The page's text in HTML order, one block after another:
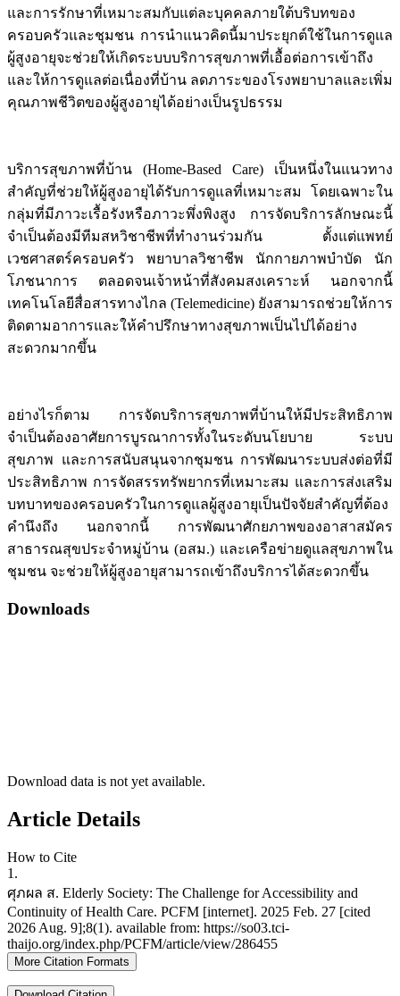
และการรักษาที่เหมาะสมกับแต่ละบุคคลภายใต้บริบทของ
ครอบครัวและชุมชน การนำแนวคิดนี้มาประยุกต์ใช้ในการดูแล
ผู้สูงอายุจะช่วยให้เกิดระบบบริการสุขภาพที่เอื้อต่อการเข้าถึง
และให้การดูแลต่อเนื่องที่บ้าน ลดภาระของโรงพยาบาลและเพิ่ม
คุณภาพชีวิตของผู้สูงอายุได้อย่างเป็นรูปธรรม
บริการสุขภาพที่บ้าน (Home-Based Care) เป็นหนึ่งในแนวทาง
สำคัญที่ช่วยให้ผู้สูงอายุได้รับการดูแลที่เหมาะสม โดยเฉพาะใน
กลุ่มที่มีภาวะเรื้อรังหรือภาวะพึ่งพิงสูง การจัดบริการลักษณะนี้
จำเป็นต้องมีทีมสหวิชาชีพที่ทำงานร่วมกัน ตั้งแต่แพทย์
เวชศาสตร์ครอบครัว พยาบาลวิชาชีพ นักกายภาพบำบัด นัก
โภชนาการ ตลอดจนเจ้าหน้าที่สังคมสงเคราะห์ นอกจากนี้
เทคโนโลยีสื่อสารทางไกล (Telemedicine) ยังสามารถช่วยให้การ
ติดตามอาการและให้คำปรึกษาทางสุขภาพเป็นไปได้อย่าง
สะดวกมากขึ้น
อย่างไรก็ตาม การจัดบริการสุขภาพที่บ้านให้มีประสิทธิภาพ
จำเป็นต้องอาศัยการบูรณาการทั้งในระดับนโยบาย ระบบ
สุขภาพ และการสนับสนุนจากชุมชน การพัฒนาระบบส่งต่อที่มี
ประสิทธิภาพ การจัดสรรทรัพยากรที่เหมาะสม และการส่งเสริม
บทบาทของครอบครัวในการดูแลผู้สูงอายุเป็นปัจจัยสำคัญที่ต้อง
คำนึงถึง นอกจากนี้ การพัฒนาศักยภาพของอาสาสมัคร
สาธารณสุขประจำหมู่บ้าน (อสม.) และเครือข่ายดูแลสุขภาพใน
ชุมชน จะช่วยให้ผู้สูงอายุสามารถเข้าถึงบริการได้สะดวกขึ้น
Downloads
Download data is not yet available.
Article Details
How to Cite
1.
ศุภผล ส. Elderly Society: The Challenge for Accessibility and
Continuity of Health Care. PCFM [internet]. 2025 Feb. 27 [cited
2026 Aug. 9];8(1). available from: https://so03.tci-
thaijo.org/index.php/PCFM/article/view/286455
More Citation Formats